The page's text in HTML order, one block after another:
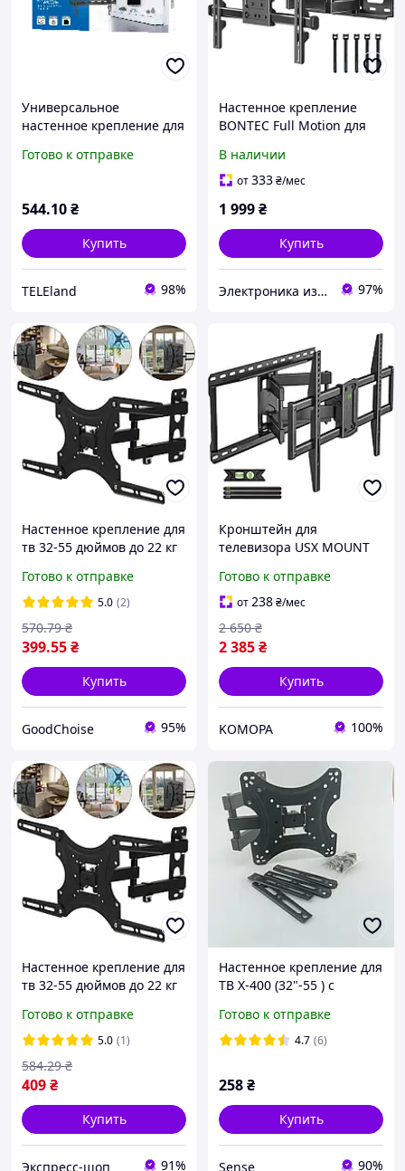
Универсальное
настенное крепление для
дюймов)VESA: 75x75,
Готово к отправке
544.10₴
Купить
TELEland 98%
Настенное крепление
BONTEC Full Motion для
дюймов (до 60 кг, VESA
600x400)
В наличии
от333₴/мес
1 999₴
Купить
Электроника из Европы 97%
Настенное крепление для
тв 32-55 дюймов до 22 кг
телевизора с поворотом
Готово к отправке
5.0 (2)
399.55₴
570.79 ₴
Купить
GoodChoise 95%
Кронштейн для
телевизора USX MOUNT
Поворотное настенное
крепление, до 68 кг, VESA
600x400
Готово к отправке
от238₴/мес
2 385₴
2 650 ₴
Купить
KOMOPA 100%
Настенное крепление для
тв 32-55 дюймов до 22 кг
телевизора с поворотом
Готово к отправке
5.0 (1)
409₴
584.29 ₴
Купить
Экспресс-шоп 91%
Настенное крепление для
ТВ X-400 (32"-55 ) с
SN27
Готово к отправке
4.7 (6)
258₴
Купить
Sense 90%